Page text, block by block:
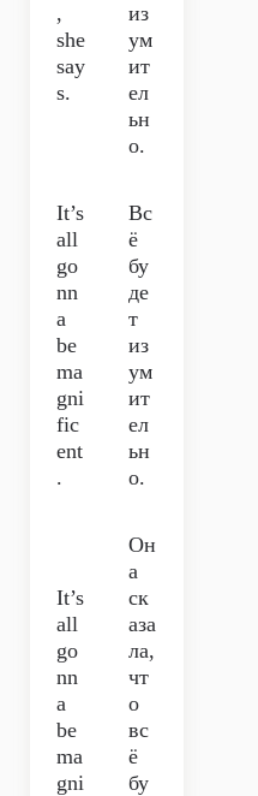
,
she
say
s.
из
ум
ит
ел
ьн
о.
It’s
all
go
nn
a
be
ma
gni
fic
ent
.
Вс
ё
бу
де
т
из
ум
ит
ел
ьн
о.
It’s
all
go
nn
a
be
ma
gni
Он
а
ск
аза
ла,
чт
о
вс
ё
бу